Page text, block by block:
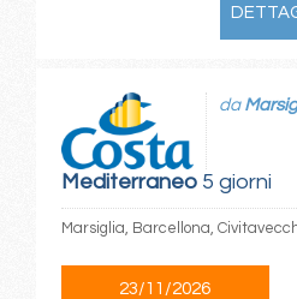
Mediterraneo5 giorni
da
Marsiglia, Barcellona,
23/11/2026